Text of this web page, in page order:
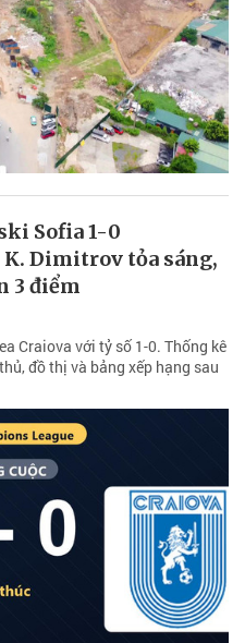
Sofia 1-0
Dimitrov tỏa sáng,
3 điểm
Craiova với tỷ số 1-0. Thống kê
đồ thị và bảng xếp hạng sau